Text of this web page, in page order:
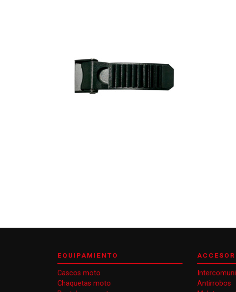
EQUIPAMIENTO
Cascos moto
Chaquetas moto
Antirrobos